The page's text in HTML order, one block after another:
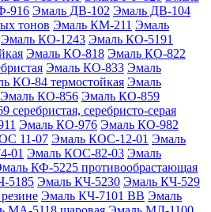
916 Эмаль ДВ-102 Эмаль ДВ-104
тонов Эмаль КМ-211 Эмаль
Эмаль КО-1243 Эмаль КО-5191
Эмаль КО-818 Эмаль КО-822
Эмаль КО-833 Эмаль
КО-84 термостойкая Эмаль
Эмаль КО-856 Эмаль КО-859
серебристая, серебристо-серая
Эмаль КО-976 Эмаль КО-982
11-07 Эмаль КОС-12-01 Эмаль
01 Эмаль КОС-82-03 Эмаль
КФ-5225 противообрастающая
5185 Эмаль КЧ-5230 Эмаль КЧ-529
Эмаль КЧ-7101 ВВ Эмаль